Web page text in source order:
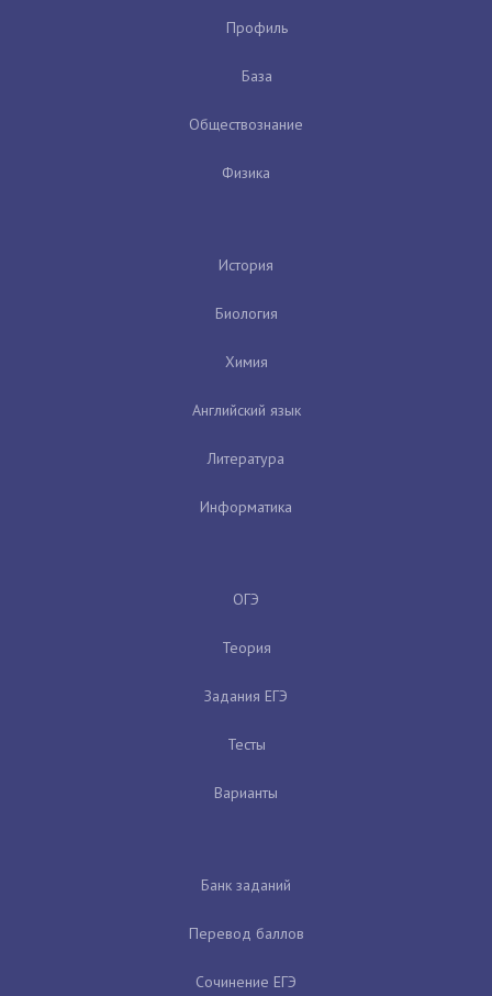
Профиль
База
Обществознание
Физика
История
Биология
Химия
Английский язык
Литература
Информатика
ОГЭ
Теория
Задания ЕГЭ
Тесты
Варианты
Банк заданий
Перевод баллов
Сочинение ЕГЭ